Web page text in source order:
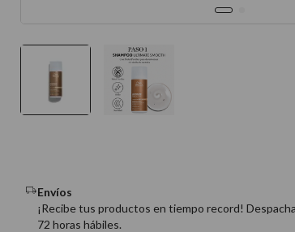
Envíos
¡Recibe tus productos en tiempo record!
72 horas hábiles.